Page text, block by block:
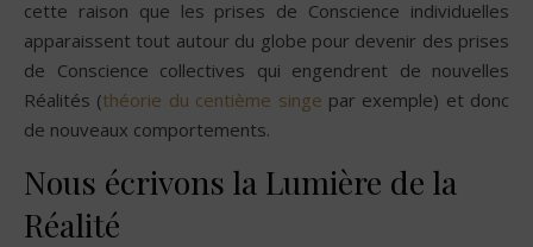
cette raison que les prises de Conscience individuelles
apparaissent tout autour du globe pour devenir des prises
de Conscience collectives qui engendrent de nouvelles
Réalités (théorie du centième singe par exemple) et donc
de nouveaux comportements.
Nous écrivons la Lumière de la
Réalité